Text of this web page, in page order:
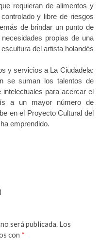
requieran de alimentos y
y libre de riesgos
de brindar un punto de
propias de una
del artista holandés
y servicios a La Ciudadela:
se suman los talentos de
para acercar el
a un mayor número de
en el Proyecto Cultural del
emprendido.
será publicada. Los
con *